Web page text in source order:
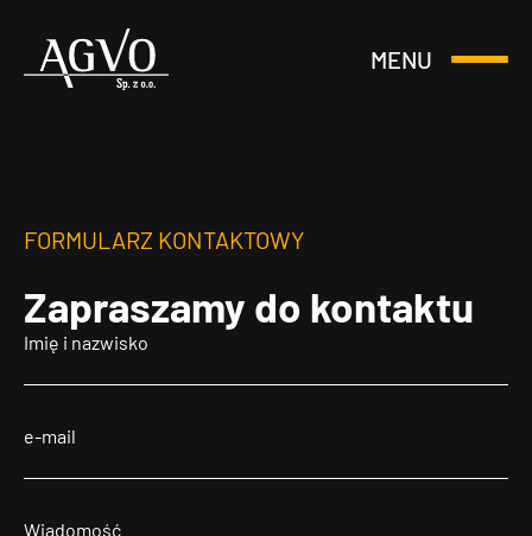
Header
MENU
Otwórz
FORMULARZ KONTAKTOWY
Zapraszamy do kontaktu